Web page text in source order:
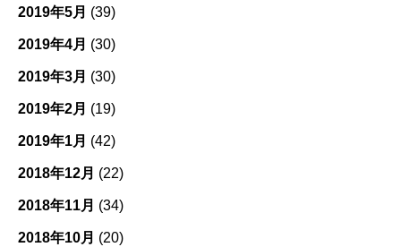
2019年5月 (39)
2019年4月 (30)
2019年3月 (30)
2019年2月 (19)
2019年1月 (42)
2018年12月 (22)
2018年11月 (34)
2018年10月 (20)